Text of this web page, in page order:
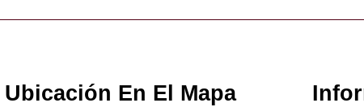
Ubicación En El Mapa